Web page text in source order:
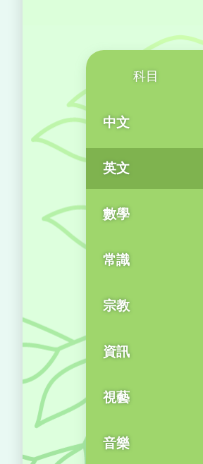
科目
中文
英文
數學
常識
宗教
資訊
視藝
音樂